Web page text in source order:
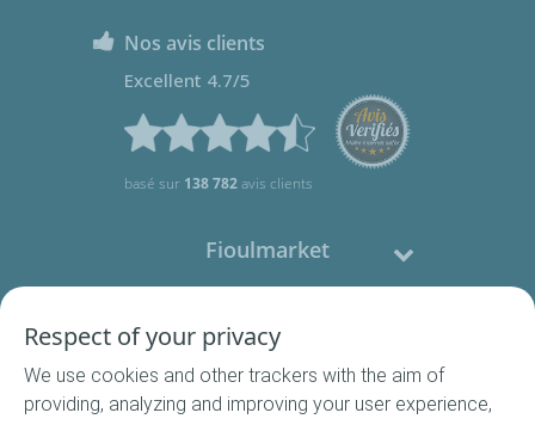
Nos avis clients
Excellent 4.7/5
basé sur 138 782avis clients
Fioulmarket
Nous contacter
Respect of your privacy
We use cookies and other trackers with the aim of
providing, analyzing and improving your user experience,